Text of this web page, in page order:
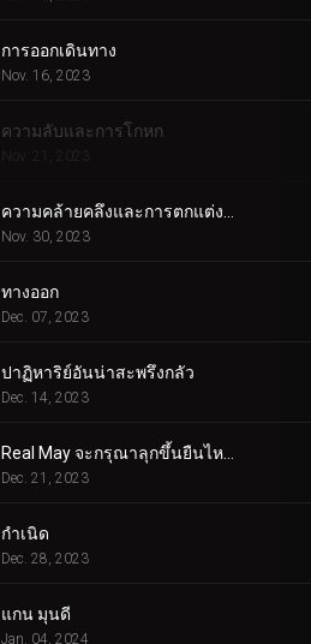
การออกเดินทาง
Nov. 16, 2023
ความลับและการโกหก
Nov. 30, 2023
ทางออก
Dec. 07, 2023
ปาฏิหาริย์อันน่าสะพรึงกลัว
Dec. 14, 2023
Dec. 21, 2023
กำเนิด
Dec. 28, 2023
แกน มุนดี
Jan. 04, 2024